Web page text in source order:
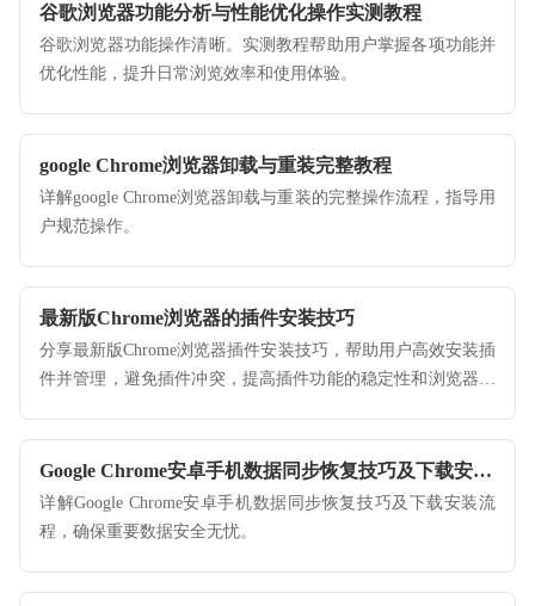
谷歌浏览器功能分析与性能优化操作实测教程
谷歌浏览器功能操作清晰。实测教程帮助用户掌握各项功能并
优化性能，提升日常浏览效率和使用体验。
google Chrome浏览器卸载与重装完整教程
详解google Chrome浏览器卸载与重装的完整操作流程，指导用
户规范操作。
最新版Chrome浏览器的插件安装技巧
分享最新版Chrome浏览器插件安装技巧，帮助用户高效安装插
件并管理，避免插件冲突，提高插件功能的稳定性和浏览器的
Google Chrome安卓手机数据同步恢复技巧及下载安装教程
详解Google Chrome安卓手机数据同步恢复技巧及下载安装流
程，确保重要数据安全无忧。